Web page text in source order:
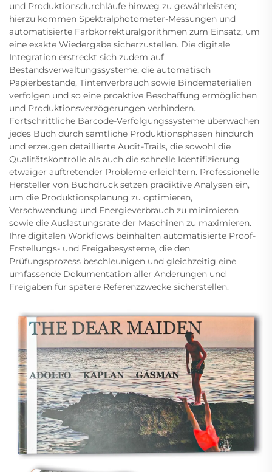
und Produktionsdurchläufe hinweg zu gewährleisten;
hierzu kommen Spektralphotometer-Messungen und
automatisierte Farbkorrekturalgorithmen zum Einsatz, um
eine exakte Wiedergabe sicherzustellen. Die digitale
Integration erstreckt sich zudem auf
Bestandsverwaltungssysteme, die automatisch
Papierbestände, Tintenverbrauch sowie Bindematerialien
verfolgen und so eine proaktive Beschaffung ermöglichen
und Produktionsverzögerungen verhindern.
Fortschrittliche Barcode-Verfolgungssysteme überwachen
jedes Buch durch sämtliche Produktionsphasen hindurch
und erzeugen detaillierte Audit-Trails, die sowohl die
Qualitätskontrolle als auch die schnelle Identifizierung
etwaiger auftretender Probleme erleichtern. Professionelle
Hersteller von Buchdruck setzen prädiktive Analysen ein,
um die Produktionsplanung zu optimieren,
Verschwendung und Energieverbrauch zu minimieren
sowie die Auslastungsrate der Maschinen zu maximieren.
Ihre digitalen Workflows beinhalten automatisierte Proof-
Erstellungs- und Freigabesysteme, die den
Prüfungsprozess beschleunigen und gleichzeitig eine
umfassende Dokumentation aller Änderungen und
Freigaben für spätere Referenzzwecke sicherstellen.